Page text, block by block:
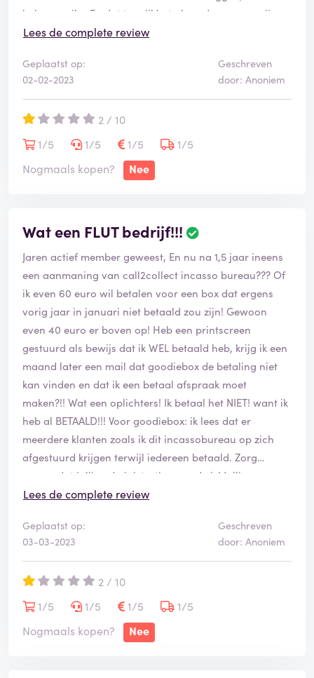
heb nog niks. En dat terwijl het als cadeau voor mijn
dochter bedoeld was. die is al jarig geweest intussen,
Lees de complete review
Geplaatst op:
02-02-2023
Geschreven
door: Anoniem
2 / 10
1/5
1/5 1/5
1/5
Nogmaals kopen?
Nee
Wat een FLUT bedrijf!!!
Jaren actief member geweest, En nu na 1,5 jaar ineens
een aanmaning van call2collect incasso bureau??? Of
ik even 60 euro wil betalen voor een box dat ergens
vorig jaar in januari niet betaald zou zijn! Gewoon
even 40 euro er boven op! Heb een printscreen
gestuurd als bewijs dat ik WEL betaald heb, krijg ik een
maand later een mail dat goodiebox de betaling niet
kan vinden en dat ik een betaal afspraak moet
maken?!! Wat een oplichters! Ik betaal het NIET! want ik
heb al BETAALD!!! Voor goodiebox: ik lees dat er
meerdere klanten zoals ik dit incassobureau op zich
afgestuurd krijgen terwijl iedereen betaald. Zorg
ervoor dat jullie administratie op orde is! Jullie
verliezen steeds meer members op deze manier!!! BAH!!
Lees de complete review
Geplaatst op:
03-03-2023
Geschreven
door: Anoniem
2 / 10
1/5
1/5 1/5
1/5
Nogmaals kopen?
Nee